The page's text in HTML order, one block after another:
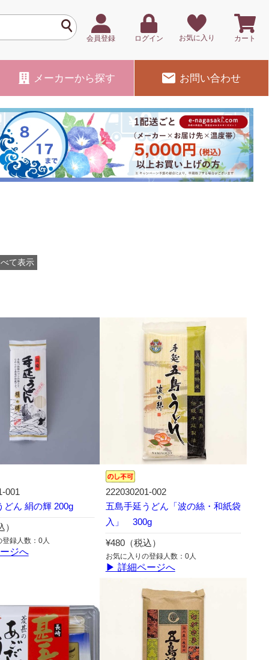
会員登録 ログイン お気に入り カート
メーカーから探す お問い合わせ
て表示
001
どん 絹の輝 200g
録人数：0人
ジへ
222030201-002
五島手延うどん「波の絲・和紙袋
入」 300g
¥480（税込）
お気に入りの登録人数：0人
▶ 詳細ページへ